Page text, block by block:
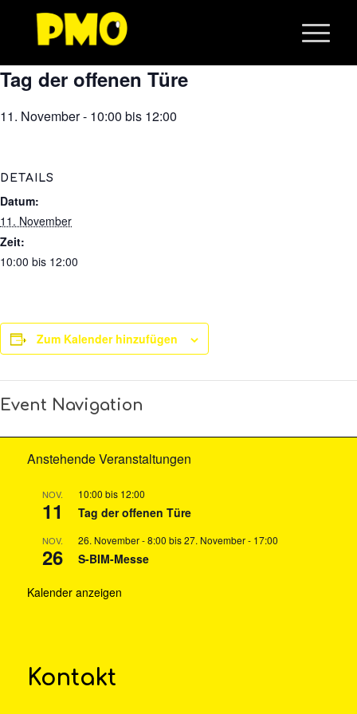
Tag der offenen Türe
11. November - 10:00 bis 12:00
DETAILS
Datum:
11. November
Zeit:
10:00 bis 12:00
Zum Kalender hinzufügen
Event Navigation
Anstehende Veranstaltungen
NOV.
11
10:00 bis 12:00
Tag der offenen Türe
NOV.
26
26. November - 8:00 bis27. November - 17:00
S-BIM-Messe
Kalender anzeigen
Kontakt